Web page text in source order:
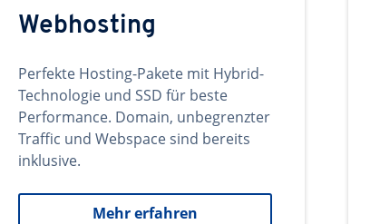
Webhosting
Perfekte Hosting-Pakete mit Hybrid-
Technologie und SSD für beste
Performance. Domain, unbegrenzter
Traffic und Webspace sind bereits
inklusive.
Mehr erfahren